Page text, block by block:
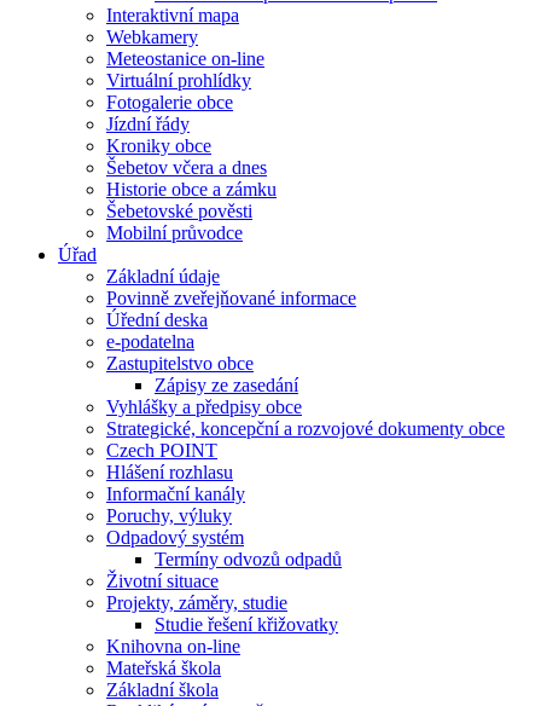
Interaktivní mapa
Webkamery
Meteostanice on-line
Virtuální prohlídky
Fotogalerie obce
Jízdní řády
Kroniky obce
Šebetov včera a dnes
Historie obce a zámku
Šebetovské pověsti
Mobilní průvodce
Úřad
Základní údaje
Povinně zveřejňované informace
Úřední deska
e-podatelna
Zastupitelstvo obce
Zápisy ze zasedání
Vyhlášky a předpisy obce
Strategické, koncepční a rozvojové dokumenty obce
Czech POINT
Hlášení rozhlasu
Informační kanály
Poruchy, výluky
Odpadový systém
Termíny odvozů odpadů
Životní situace
Projekty, záměry, studie
Studie řešení křižovatky
Knihovna on-line
Mateřská škola
Základní škola